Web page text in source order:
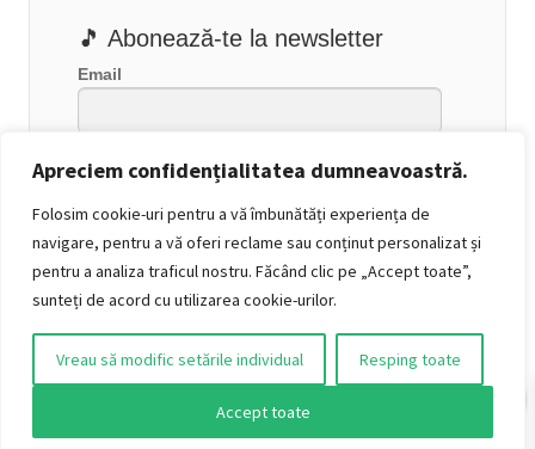
Apreciem confidențialitatea dumneavoastră.
Folosim cookie-uri pentru a vă îmbunătăți experiența de
navigare, pentru a vă oferi reclame sau conținut personalizat și
pentru a analiza traficul nostru. Făcând clic pe „Accept toate”,
sunteți de acord cu utilizarea cookie-urilor.
Vreau să modific setările individual Resping toate
Accept toate
🎵 Abonează-te la newsletter
Email
0